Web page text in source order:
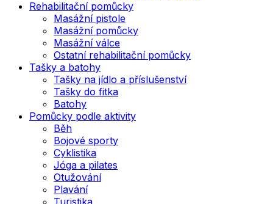
Rehabilitační pomůcky
Masážní pistole
Masážní pomůcky
Masážní válce
Ostatní rehabilitační pomůcky
Tašky a batohy
Tašky na jídlo a příslušenství
Tašky do fitka
Batohy
Pomůcky podle aktivity
Běh
Bojové sporty
Cyklistika
Jóga a pilates
Otužování
Plavání
Turistika